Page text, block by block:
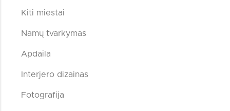
Kiti miestai
Namų tvarkymas
Apdaila
Interjero dizainas
Fotografija